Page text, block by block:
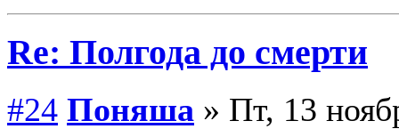
Re: Полгода до смерти
#24 Поняша » Пт, 13